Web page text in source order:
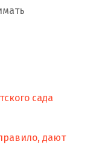
сада
дают